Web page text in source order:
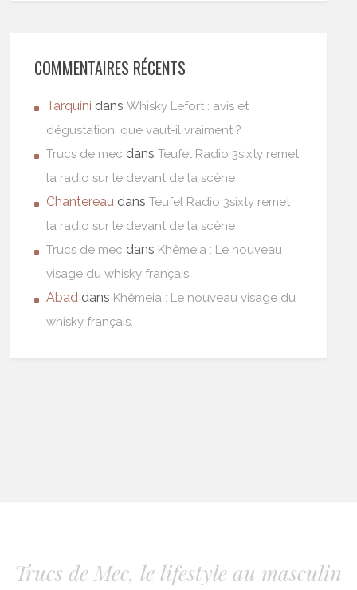
COMMENTAIRES RÉCENTS
Tarquini dansWhisky Lefort : avis et
dégustation, que vaut-il vraiment ?
Trucs de mec dansTeufel Radio 3sixty remet
la radio sur le devant de la scène
Chantereau dansTeufel Radio 3sixty remet
la radio sur le devant de la scène
Trucs de mec dans Khêmeia : Le nouveau
visage du whisky français.
Abad dans Khêmeia : Le nouveau visage du
whisky français.
Trucs de Mec, le lifestyle au masculin